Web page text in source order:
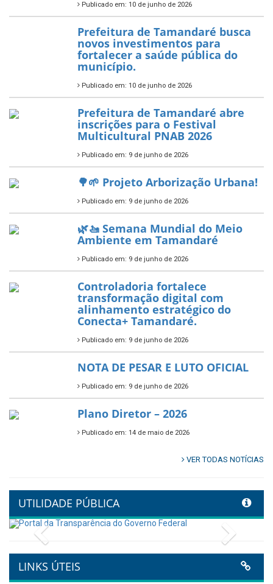
Publicado em: 10 de junho de 2026
Prefeitura de Tamandaré busca
novos investimentos para
fortalecer a saúde pública do
município.
Publicado em: 10 de junho de 2026
Prefeitura de Tamandaré abre
inscrições para o Festival
Multicultural PNAB 2026
Publicado em: 9 de junho de 2026
🌳🌱 Projeto Arborização Urbana!
Publicado em: 9 de junho de 2026
🌿🚤 Semana Mundial do Meio
Ambiente em Tamandaré
Publicado em: 9 de junho de 2026
Controladoria fortalece
transformação digital com
alinhamento estratégico do
Conecta+ Tamandaré.
Publicado em: 9 de junho de 2026
NOTA DE PESAR E LUTO OFICIAL
Publicado em: 9 de junho de 2026
Plano Diretor – 2026
Publicado em: 14 de maio de 2026
VER TODAS NOTÍCIAS
UTILIDADE PÚBLICA
Previous
LINKS ÚTEIS